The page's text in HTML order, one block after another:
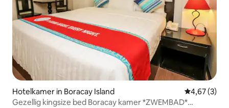
Hotelkamer in Boracay Island
4,67 (3)
Gezellig kingsize bed Boracay kamer *ZWEMBAD*